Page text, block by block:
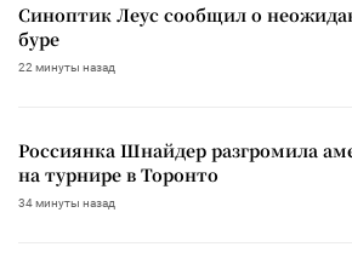
Синоптик Леус сообщил о
буре
22 минуты назад
Россиянка Шнайдер разгромила
на турнире в Торонто
34 минуты назад